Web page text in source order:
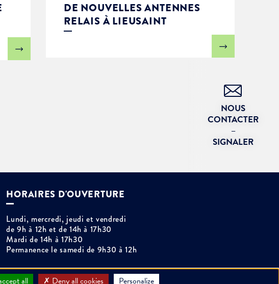
DE NOUVELLES ANTENNES
RELAIS À LIEUSAINT
NOUS
CONTACTER
–
SIGNALER
HORAIRES D'OUVERTURE
Lundi, mercredi, jeudi et vendredi
de 9h à 12h et de 14h à 17h30
Mardi de 14h à 17h30
Permanence le samedi de 9h30 à 12h
all Deny all cookies Personalize